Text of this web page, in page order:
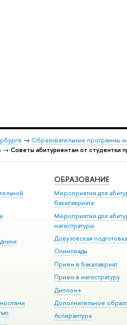
→ Образовательные программы
→ Советы абитуриентам от студентки
ОБРАЗОВАНИЕ
Мероприятия для
бакалавриата
Мероприятия для
магистратуры
Довузовская подготовка
Олимпиады
Прием в бакалавриат
Прием в магистратуру
Диплом+
Дополнительное
Аспирантура